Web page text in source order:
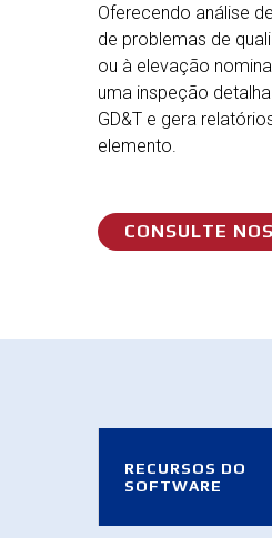
Oferecendo análise
de problemas de
ou à elevação
uma inspeção
GD&T e gera
elemento.
CONSULTE
RECURSOS DO
SOFTWARE